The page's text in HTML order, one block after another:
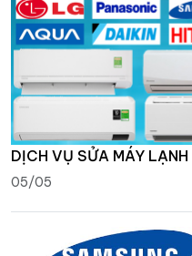
DỊCH VỤ SỬA MÁY LẠNH
05/05